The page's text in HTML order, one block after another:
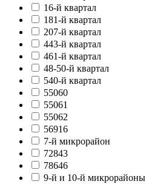
16-й квартал
181-й квартал
207-й квартал
443-й квартал
461-й квартал
48-50-й квартал
540-й квартал
55060
55061
55062
56916
7-й микрорайон
72843
78646
9-й и 10-й микрорайоны